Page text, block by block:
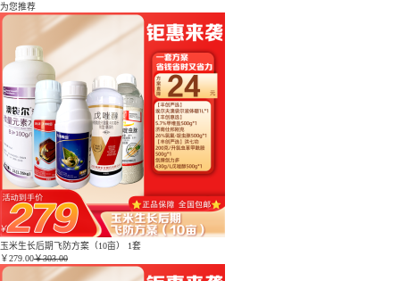
为您推荐
玉米生长后期飞防方案（10亩） 1套
￥279.00￥303.00